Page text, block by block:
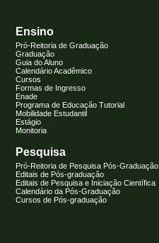
Ensino
Pró-Reitoria de Graduação
Graduação
Guia do Aluno
Calendário Acadêmico
Cursos
Formas de Ingresso
Enade
Programa de Educação Tutorial
Mobilidade Estudantil
Estágio
Monitoria
Pesquisa
Pró-Reitoria de Pesquisa Pós-Graduação
Editais de Pós-graduação
Editais de Pesquisa e Iniciação Científica
Calendário da Pós-Graduação
Cursos de Pós-graduação